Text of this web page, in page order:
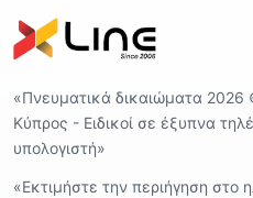
«Πνευματικά δικαιώματα
Κύπρος - Ειδικοί σε έξυπνα
υπολογιστή»
«Εκτιμήστε την περιήγηση στο